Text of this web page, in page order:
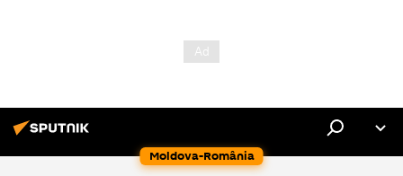
Moldova-România